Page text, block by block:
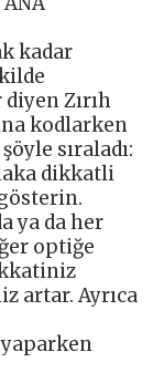
kadar
Zırıh
kodlarken
sıraladı:
dikkatli
ya da her
optiğe
artar. Ayrıca